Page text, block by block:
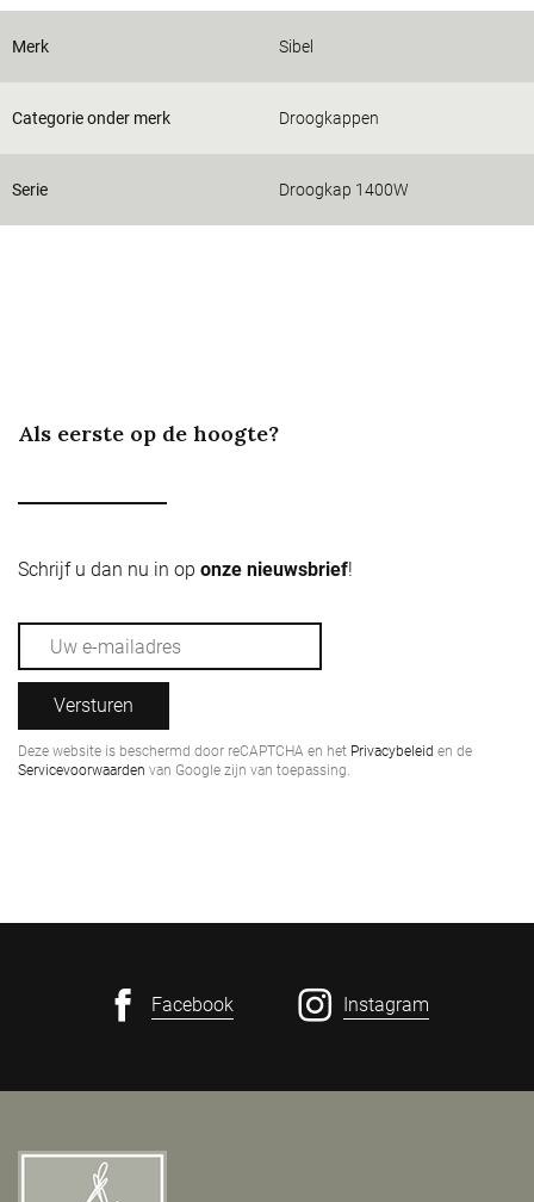
Merk Sibel
Categorie onder merk Droogkappen
Serie Droogkap 1400W
Als eerste op de hoogte?
Schrijf u dan nu in op onze nieuwsbrief!
Versturen
Deze website is beschermd door reCAPTCHA en het Privacybeleid en de
Servicevoorwaarden van Google zijn van toepassing.
Facebook Instagram